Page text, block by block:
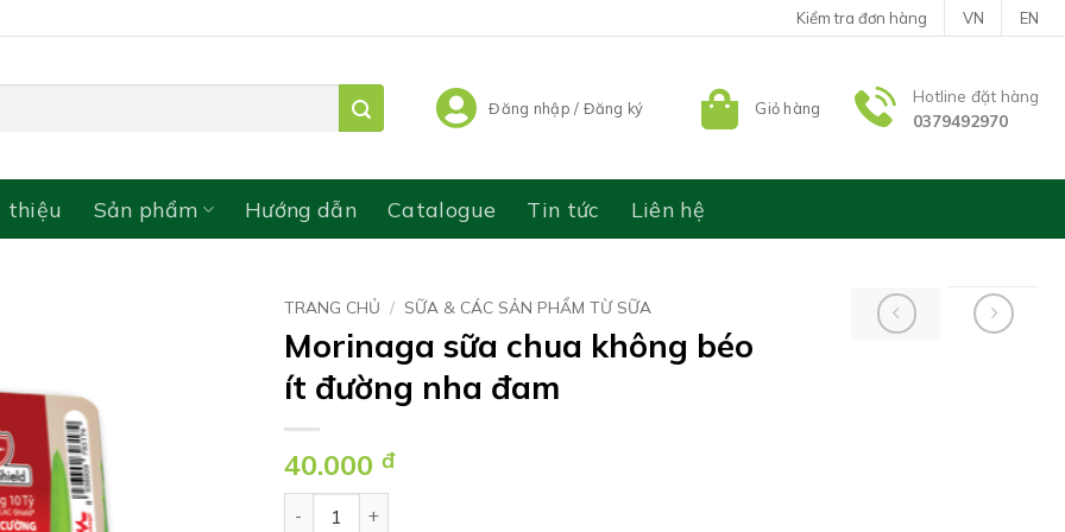
Kiểm tra đơn hàng VN EN
Đăng nhập / Đăng ký Giỏ hàng
Hotline đặt hàng
0379492970
thiệu Sản phẩm Hướng dẫn Catalogue Tin tức Liên hệ
TRANG CHỦ / SỮA & CÁC SẢN PHẨM TỪ SỮA
Morinaga sữa chua không béo
ít đường nha đam
40.000 đ